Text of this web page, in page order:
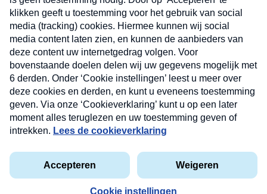
Privacyverklaring
Cookieverklaring
Kwetsbaarheid melden
Copyright © 2026 MAX Vandaag - Omroep MAX
Nieuwsbrief
Neem hier een gratis abonnement op onze
nieuwsbrief. Elke vrijdag- en dinsdagochtend in uw